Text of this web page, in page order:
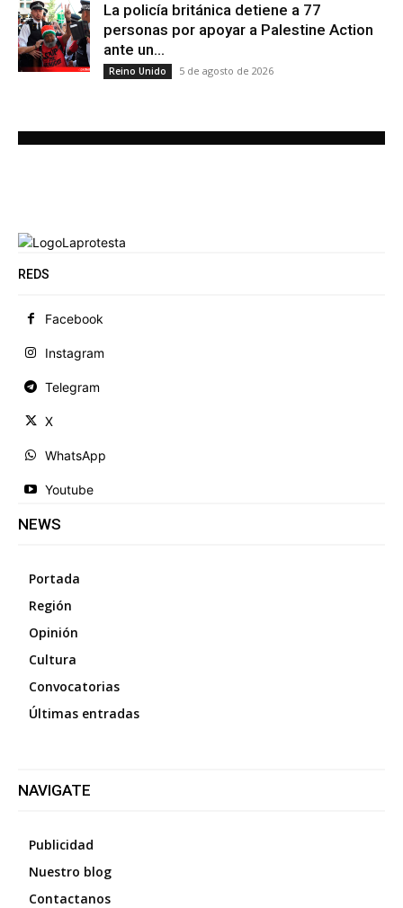
La policía británica detiene a 77
personas por apoyar a Palestine Action
ante un...
Reino Unido 5 de agosto de 2026
REDS
Facebook
Instagram
Telegram
X
WhatsApp
Youtube
NEWS
Portada
Región
Opinión
Cultura
Convocatorias
Últimas entradas
NAVIGATE
Publicidad
Nuestro blog
Contactanos